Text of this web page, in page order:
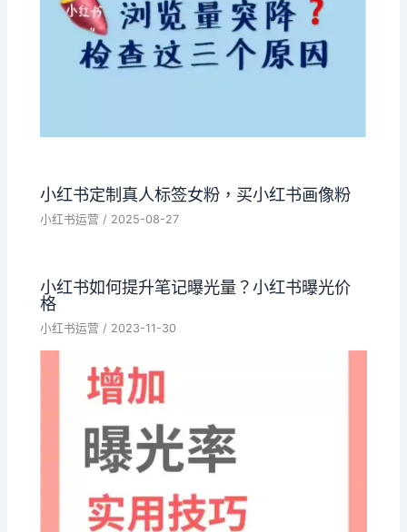
小红书定制真人标签女粉，买小红书画像粉
小红书运营 / 2025-08-27
小红书如何提升笔记曝光量？小红书曝光价
格
小红书运营 / 2023-11-30